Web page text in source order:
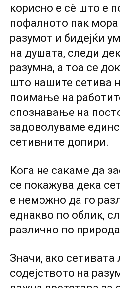
корисно е сè што е
пофалното пак
разумот и бидејќи
на душата, следи
разумна, а тоа се
што нашите сетива
поимање на
спознавање на
задоволуваме
сетивните допири.
Кога не сакаме да
се покажува дека
е неможно да го
еднакво по облик,
различно по
Значи, ако
содејството на